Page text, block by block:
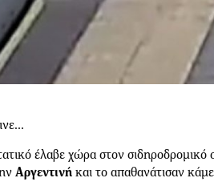
έλαβε χώρα στον
Αργεντινή και το απαθανάτισαν